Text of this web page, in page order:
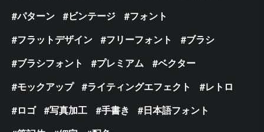
パターン
ビンテージ
フォント
フラットデザイン
フリーフォント
ブラシ
ブラシフォント
プレミアム
ベクター
モックアップ
ライティングエフェクト
レトロ
ロゴ
写真加工 手書き
日本語フォント